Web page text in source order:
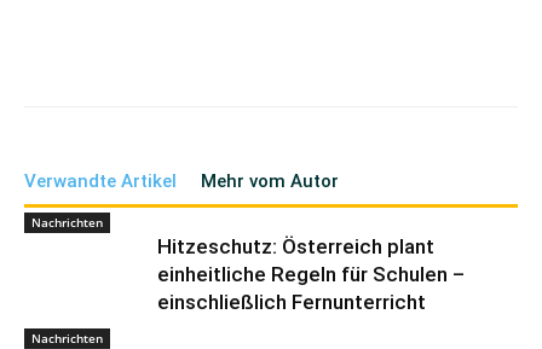
Verwandte Artikel Mehr vom Autor
Nachrichten
Hitzeschutz: Österreich plant
einheitliche Regeln für Schulen –
einschließlich Fernunterricht
Nachrichten